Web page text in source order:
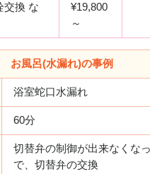
交換 な
¥19,800
～
お風呂(水漏れ)の事例
浴室蛇口水漏れ
60分
切替弁の制御が出来なくな
で、切替弁の交換